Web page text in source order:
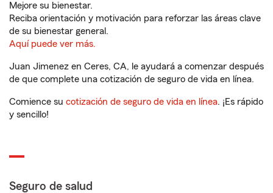
Mejore su bienestar.
Reciba orientación y motivación para reforzar las áreas clave
de su bienestar general.
Aquí puede ver más.
Juan Jimenez en Ceres, CA, le ayudará a comenzar después
de que complete una cotización de seguro de vida en línea.
Comience su cotización de seguro de vida en línea. ¡Es rápido
y sencillo!
Seguro de salud